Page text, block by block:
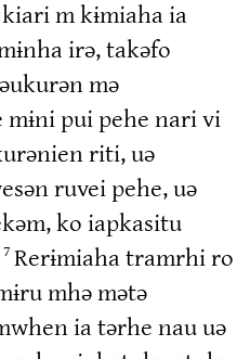
m kɨmiaha ia
irə, takəfo
mə
pui pehe nari vi
riti, uə
ruvei pehe, uə
ko iapkasitu
7 Rerɨmiaha tramrhi ro
mhə mətə
ia tərhe nau uə